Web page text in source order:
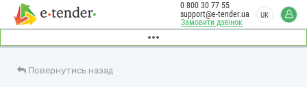
Замовити дзвінок
0 800 30 77 55
support@e-tender.ua
UK
Повернутись назад